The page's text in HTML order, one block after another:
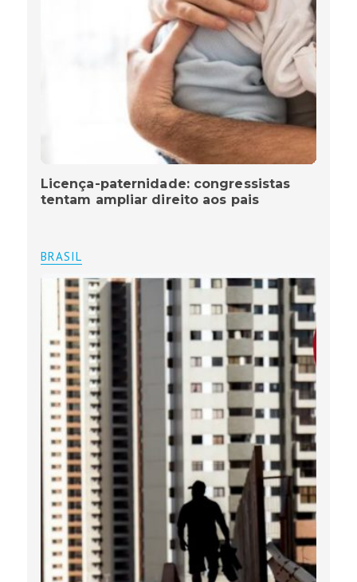
Licença-paternidade: congressistas
tentam ampliar direito aos pais
BRASIL